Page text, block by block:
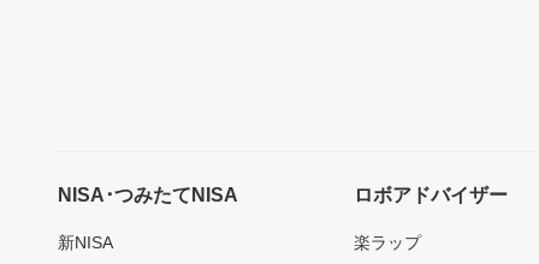
NISA･つみたてNISA
新NISA
ロボアドバイザー
楽ラップ